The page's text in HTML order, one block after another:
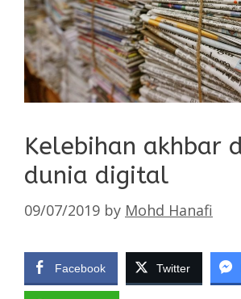
Kelebihan akhbar
dunia digital
09/07/2019 by Mohd Hanafi
Facebook Twitter